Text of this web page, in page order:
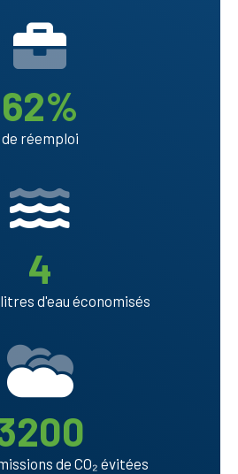
62
de réemploi
4
d'eau économisés
de CO₂ évitées